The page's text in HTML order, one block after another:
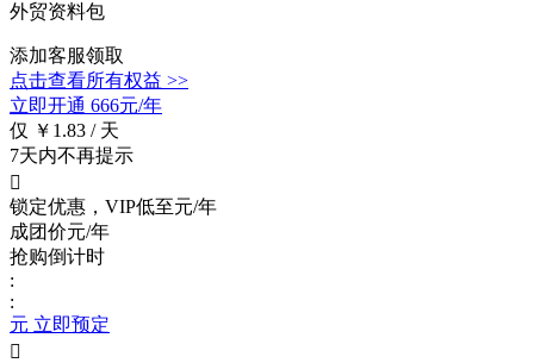
外贸资料包
添加客服领取
点击查看所有权益 >>
立即开通 666元/年
仅 ￥1.83 / 天
7天内不再提示

锁定优惠，VIP低至元/年
成团价元/年
抢购倒计时
:
:
元 立即预定
